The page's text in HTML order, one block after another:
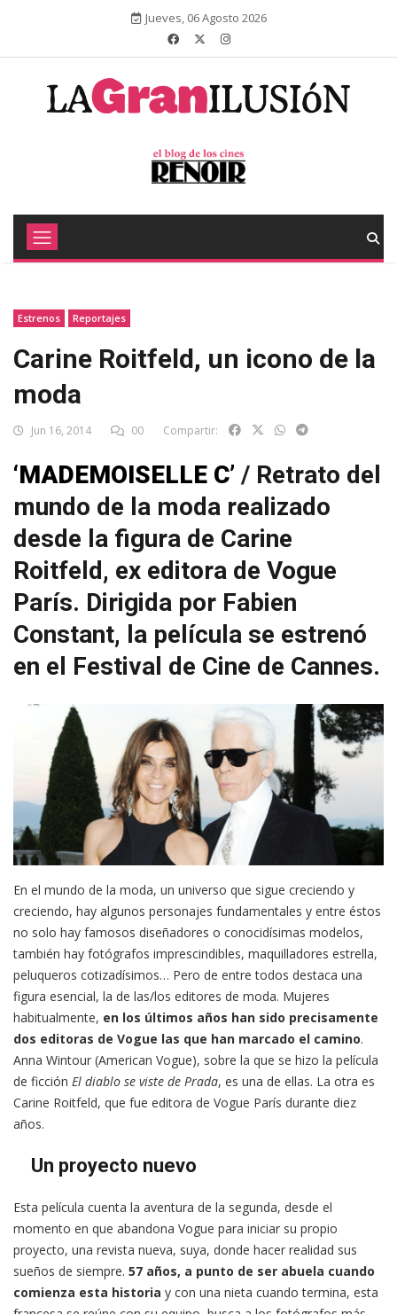
Jueves, 06 Agosto 2026
Estrenos Reportajes
Carine Roitfeld, un icono de la
moda
Jun 16, 2014 00 Compartir:
‘MADEMOISELLE C’ / Retrato del
mundo de la moda realizado
desde la figura de Carine
Roitfeld, ex editora de Vogue
París. Dirigida por Fabien
Constant, la película se estrenó
en el Festival de Cine de Cannes.
En el mundo de la moda, un universo que sigue creciendo y
creciendo, hay algunos personajes fundamentales y entre éstos
no solo hay famosos diseñadores o conocidísimas modelos,
también hay fotógrafos imprescindibles, maquilladores estrella,
peluqueros cotizadísimos… Pero de entre todos destaca una
figura esencial, la de las/los editores de moda. Mujeres
habitualmente, en los últimos años han sido precisamente
dos editoras de Vogue las que han marcado el camino.
Anna Wintour (American Vogue), sobre la que se hizo la película
de ficción El diablo se viste de Prada, es una de ellas. La otra es
Carine Roitfeld, que fue editora de Vogue París durante diez
años.
Un proyecto nuevo
Esta película cuenta la aventura de la segunda, desde el
momento en que abandona Vogue para iniciar su propio
proyecto, una revista nueva, suya, donde hacer realidad sus
sueños de siempre. 57 años, a punto de ser abuela cuando
comienza esta historia y con una nieta cuando termina, esta